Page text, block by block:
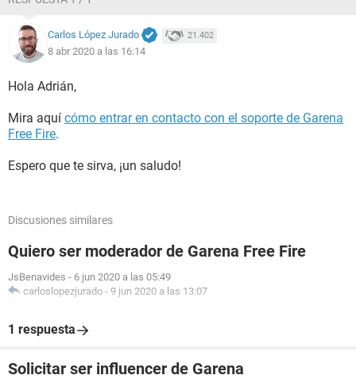
Carlos López Jurado 21.402
8 abr 2020 a las 16:14
Hola Adrián,
Mira aquí cómo entrar en contacto con el soporte de Garena
Free Fire.
Espero que te sirva, ¡un saludo!
Discusiones similares
Quiero ser moderador de Garena Free Fire
JsBenavides - 6 jun 2020 a las 05:49
carloslopezjurado - 9 jun 2020 a las 13:07
1 respuesta
Solicitar ser influencer de Garena